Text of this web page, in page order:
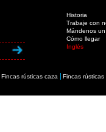
Historia
Trabaje con
Mándenos un
Cómo llegar
Inglés
Fincas rústicas caza
Fincas rústicas